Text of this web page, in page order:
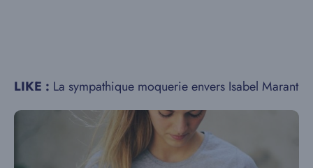
LIKE : La sympathique moquerie envers Isabel Marant